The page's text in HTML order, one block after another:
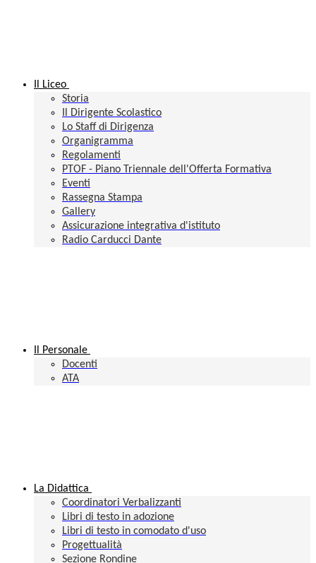
Il Liceo
Storia
Il Dirigente Scolastico
Lo Staff di Dirigenza
Organigramma
Regolamenti
PTOF - Piano Triennale dell'Offerta Formativa
Eventi
Rassegna Stampa
Gallery
Assicurazione integrativa d'istituto
Radio Carducci Dante
Il Personale
Docenti
ATA
La Didattica
Coordinatori Verbalizzanti
Libri di testo in adozione
Libri di testo in comodato d'uso
Progettualità
Sezione Rondine